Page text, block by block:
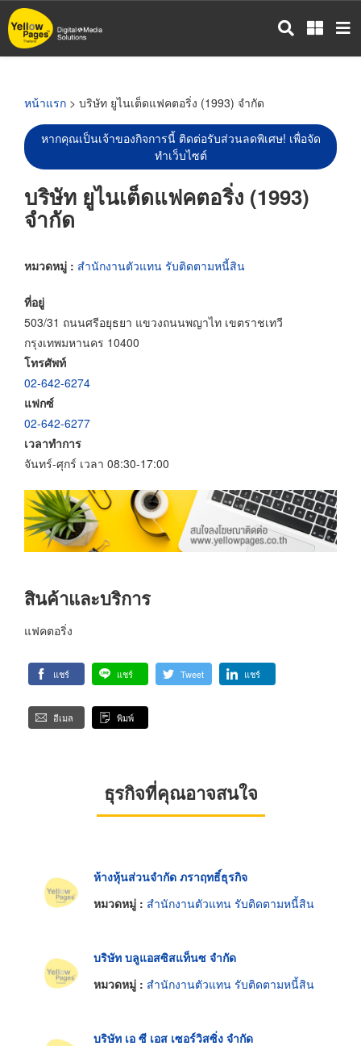
ข้าม
ไป
หน้าแรก > บริษัท ยูไนเต็ดแฟคตอริ่ง (1993) จำกัด
หากคุณเป็นเจ้าของกิจการนี้ ติดต่อรับส่วนลดพิเศษ! เพื่อจัด
ทำเว็บไซต์
บริษัท ยูไนเต็ดแฟคตอริ่ง (1993)
จำกัด
หมวดหมู่ : สำนักงานตัวแทน รับติดตามหนี้สิน
ที่อยู่
503/31 ถนนศรีอยุธยา แขวงถนนพญาไท เขตราชเทวี
กรุงเทพมหานคร 10400
โทรศัพท์
02-642-6274
แฟกซ์
02-642-6277
เวลาทำการ
จันทร์-ศุกร์ เวลา 08:30-17:00
สินค้าและบริการ
แฟคตอริ่ง
แชร์ แชร์ Tweet แชร์
อีเมล พิมพ์
ธุรกิจที่คุณอาจสนใจ
ห้างหุ้นส่วนจำกัด ภราฤทธิ์ธุรกิจ
หมวดหมู่ : สำนักงานตัวแทน รับติดตามหนี้สิน
บริษัท บลูแอสซิสแท็นซ จำกัด
หมวดหมู่ : สำนักงานตัวแทน รับติดตามหนี้สิน
บริษัท เอ ซี เอส เซอร์วิสซิ่ง จำกัด